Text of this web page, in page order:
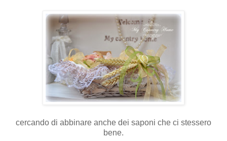
cercando di abbinare anche dei saponi che ci stessero
bene.